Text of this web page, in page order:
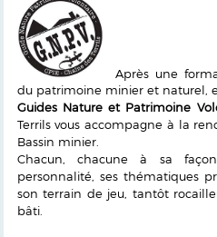
Après une
du patrimoine minier et naturel,
Guides Nature et Patrimoine
Terrils vous accompagne à la
Bassin minier.
Chacun, chacune à sa
personnalité, ses thématiques
son terrain de jeu, tantôt
bâti.